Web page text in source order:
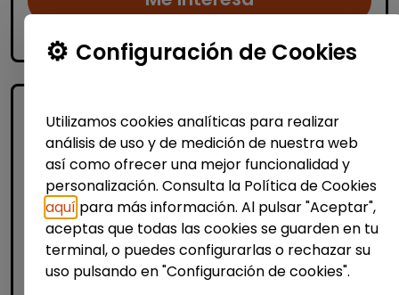
accessibility_new Personas con discapacidad
Producción, Industria y Calidad
Operario/a carretillero/a (banyeres
Configuración de Cookies
Utilizamos cookies analíticas para realizar
análisis de uso y de medición de nuestra web
así como ofrecer una mejor funcionalidad y
personalización. Consulta la Política de Cookies
aquí para más información. Al pulsar "Aceptar",
aceptas que todas las cookies se guarden en tu
terminal, o puedes configurarlas o rechazar su
uso pulsando en "Configuración de cookies".